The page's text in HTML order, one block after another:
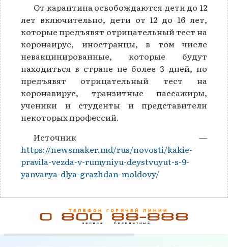
От карантина освобождаются дети до 12
лет включительно, дети от 12 до 16 лет,
которые предъявят отрицательный тест на
коронаирус, иностранцы, в том числе
невакцинированные, которые будут
находиться в стране не более 3 дней, но
предъявят отрицательный тест на
коронавирус, транзитные пассажиры,
ученики и студенты и представители
некоторых профессий.
Источник —
https://newsmaker.md/rus/novosti/kakie-
pravila-vezda-v-rumyniyu-deystvuyut-s-9-
yanvarya-dlya-grazhdan-moldovy/